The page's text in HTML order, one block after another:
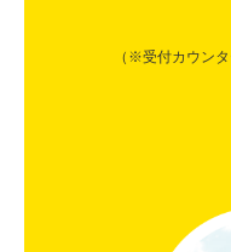
（※受付カウン